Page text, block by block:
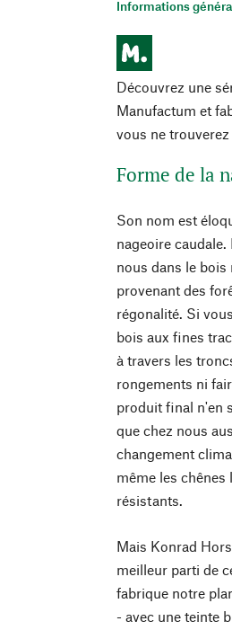
Informations
Découvrez une
Manufactum et
vous ne
Forme de la
Son nom est
nageoire
nous dans le
provenant des
régonalité. Si
bois aux fines
à travers les
rongements ni
produit final n'en
que chez nous
changement
même les
résistants.
Mais Konrad
meilleur parti de
fabrique notre
- avec une teinte